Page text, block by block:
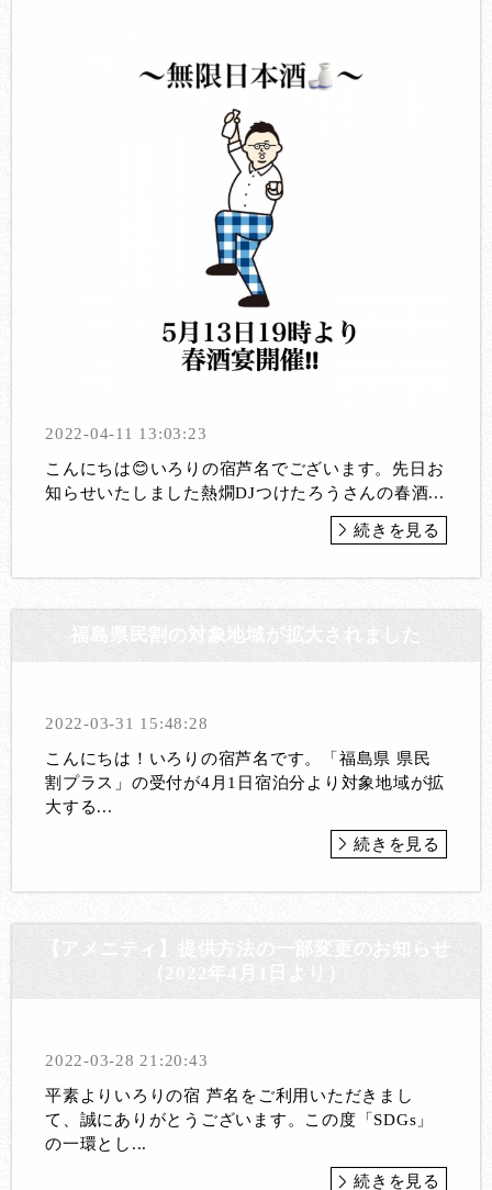
2022-04-11 13:03:23
こんにちは😊いろりの宿芦名でございます。先日お
知らせいたしました熱燗DJつけたろうさんの春酒...
続きを見る
福島県民割の対象地域が拡大されました
2022-03-31 15:48:28
こんにちは！いろりの宿芦名です。「福島県 県民
割プラス」の受付が4月1日宿泊分より対象地域が拡
大する...
続きを見る
【アメニティ】提供方法の一部変更のお知らせ
（2022年4月1日より）
2022-03-28 21:20:43
平素よりいろりの宿 芦名をご利用いただきまし
て、誠にありがとうございます。この度「SDGs」
の一環とし...
続きを見る